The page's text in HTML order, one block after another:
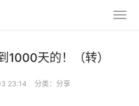
1000天的！（转）
23:14 分类： 分享